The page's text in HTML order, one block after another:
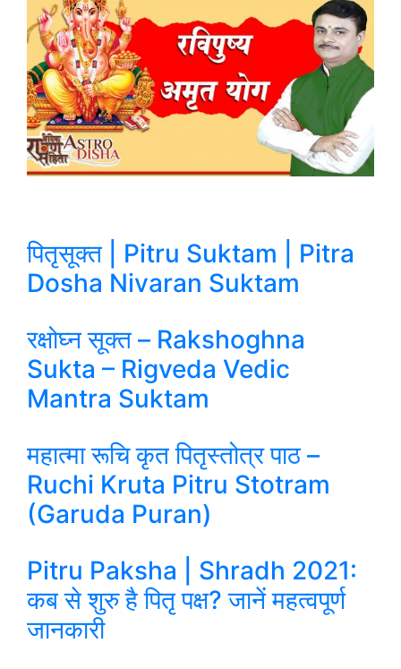
पितृसूक्त | Pitru Suktam | Pitra
Dosha Nivaran Suktam
रक्षोघ्न सूक्त – Rakshoghna
Sukta – Rigveda Vedic
Mantra Suktam
महात्मा रूचि कृत पितृस्तोत्र पाठ –
Ruchi Kruta Pitru Stotram
(Garuda Puran)
Pitru Paksha | Shradh 2021:
कब से शुरु है पितृ पक्ष? जानें ​महत्वपूर्ण
जानकारी